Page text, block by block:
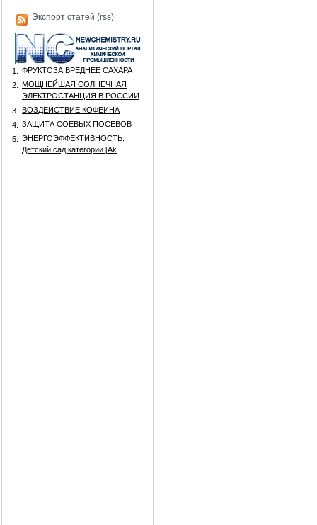
Экспорт статей (rss)
1.
ФРУКТОЗА ВРЕДНЕЕ САХАРА
2.
МОЩНЕЙШАЯ СОЛНЕЧНАЯ
ЭЛЕКТРОСТАНЦИЯ В РОССИИ
3.
ВОЗДЕЙСТВИЕ КОФЕИНА
4.
ЗАЩИТА СОЕВЫХ ПОСЕВОВ
5.
ЭНЕРГОЭФФЕКТИВНОСТЬ:
Детский сад категории [Аk